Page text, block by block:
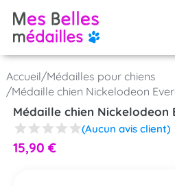
Accueil/Médailles pour chiens
/Médaille chien Nickelodeon
Médaille chien Nickelodeon
(Aucun avis client)
15,90 €